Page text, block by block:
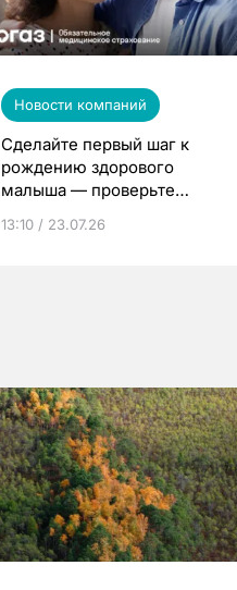
Новости компаний
Сделайте первый шаг к
рождению здорового
малыша — проверьте
по ОМС!
13:10 / 23.07.26